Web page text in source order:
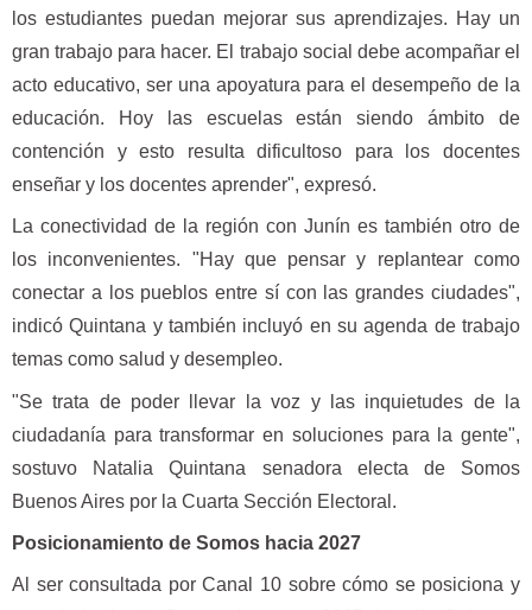
los estudiantes puedan mejorar sus aprendizajes. Hay un
gran trabajo para hacer. El trabajo social debe acompañar el
acto educativo, ser una apoyatura para el desempeño de la
educación. Hoy las escuelas están siendo ámbito de
contención y esto resulta dificultoso para los docentes
enseñar y los docentes aprender", expresó.
La conectividad de la región con Junín es también otro de
los inconvenientes. "Hay que pensar y replantear como
conectar a los pueblos entre sí con las grandes ciudades",
indicó Quintana y también incluyó en su agenda de trabajo
temas como salud y desempleo.
"Se trata de poder llevar la voz y las inquietudes de la
ciudadanía para transformar en soluciones para la gente",
sostuvo Natalia Quintana senadora electa de Somos
Buenos Aires por la Cuarta Sección Electoral.
Posicionamiento de Somos hacia 2027
Al ser consultada por Canal 10 sobre cómo se posiciona y